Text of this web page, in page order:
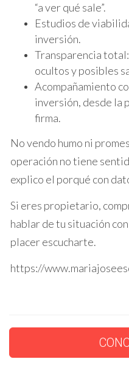
ayudarte a vender tu
precioy en el menor
todos los trámites
eficiente. Además,
mejores opciones para
y planificar tu
puede ofrecerte una
ayudarte a tomar
cuenta tus
contactarme
para
Conclusión:
Lajubilaciónes un
cumplir tus sueños.
dejes pasar esta
futuro hoy mismo.
“a ver qué sale”.
Estudios de
inversión.
Transparencia
ocultos y posibles
Acompañamiento
inversión, desde la
firma.
No vendo humo ni
operación no tiene
explico el porqué con
Si eres propietario,
hablar de tu situación
placer escucharte.
https://